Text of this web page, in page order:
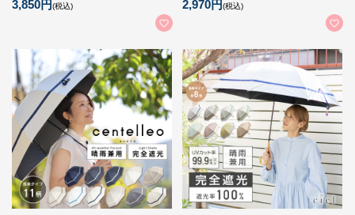
3,850円(税込) 2,970円(税込)